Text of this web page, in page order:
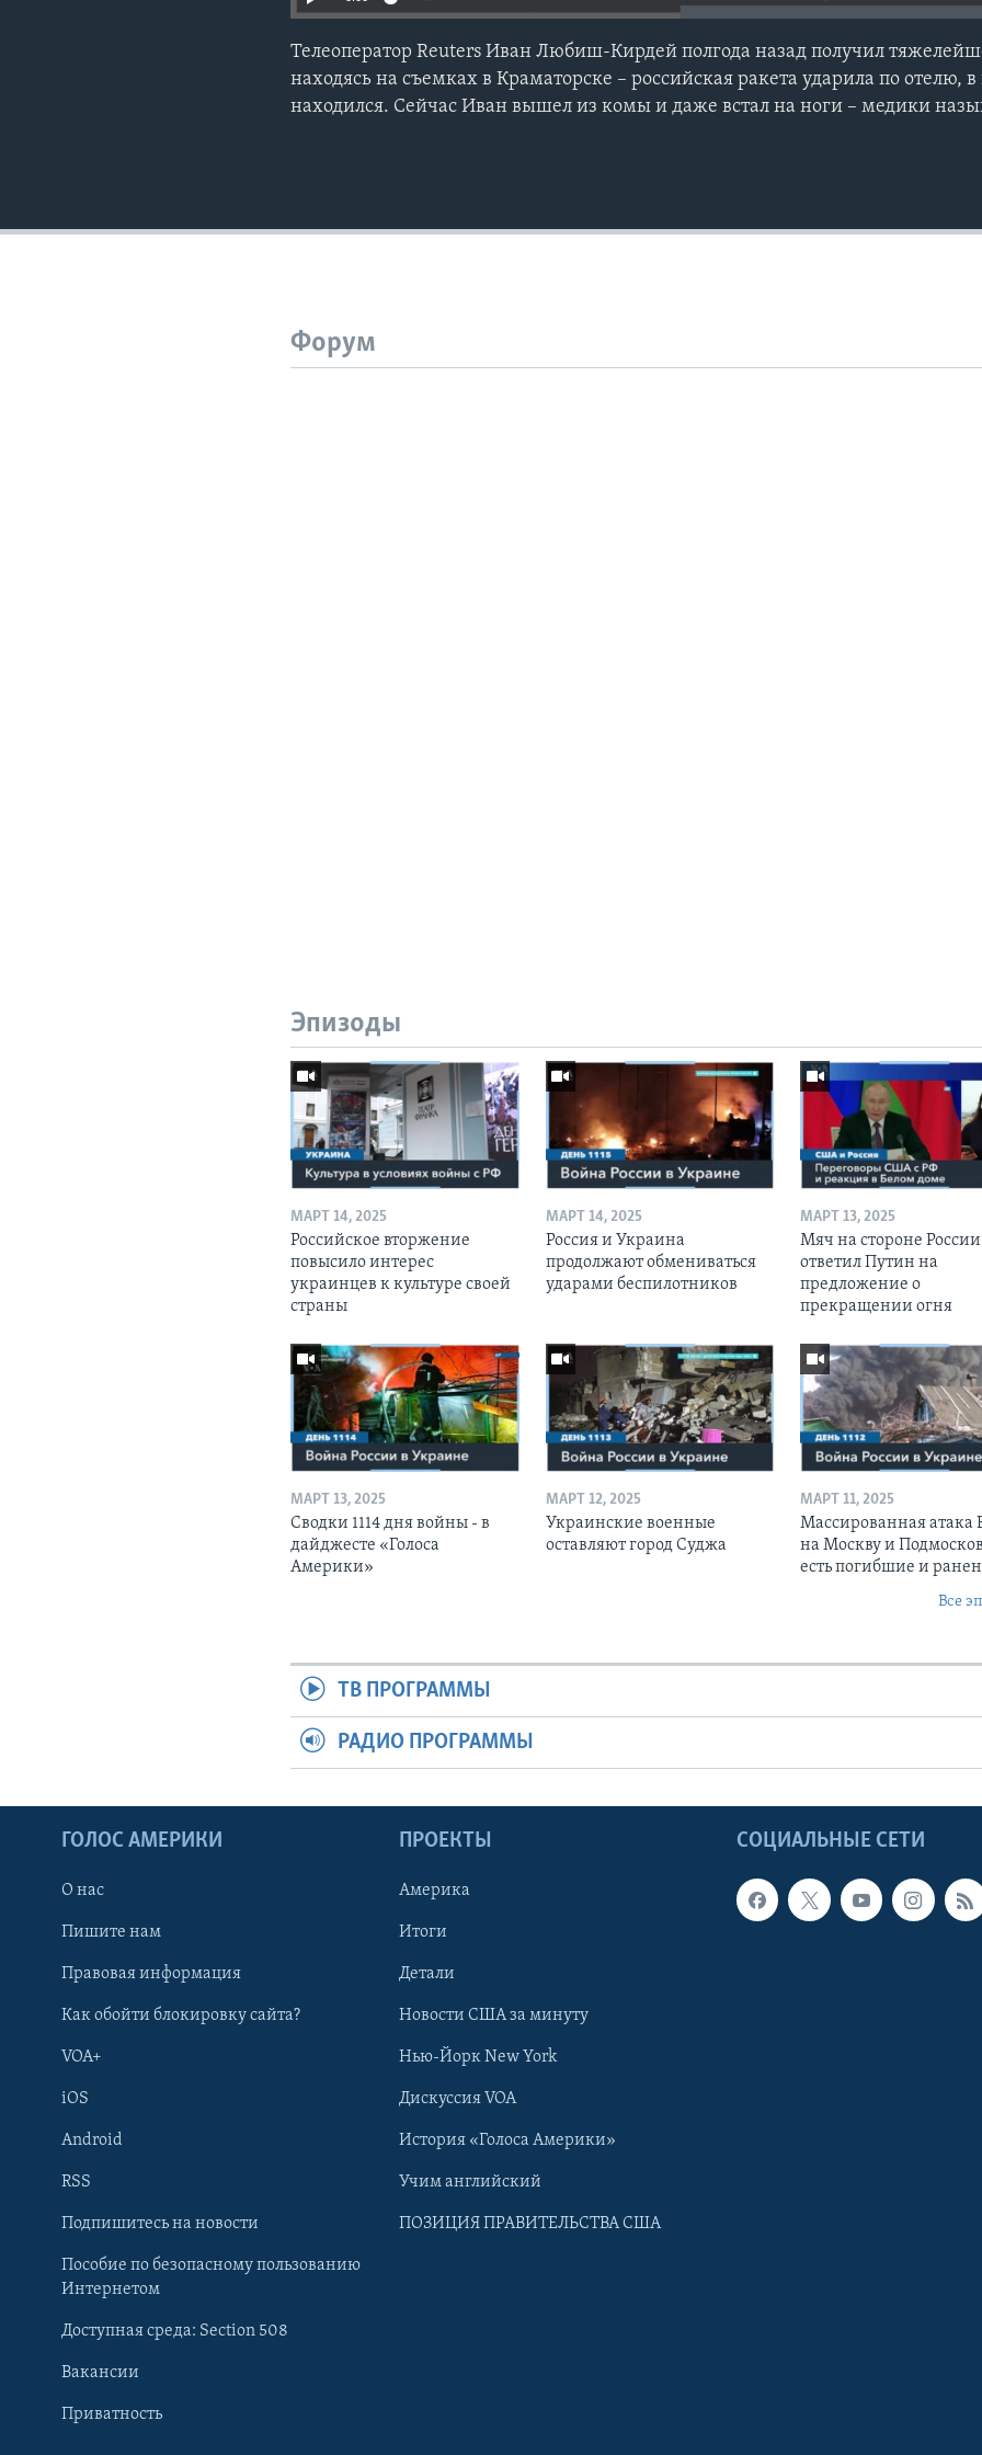
Learning English
Языки
Телеоператор Reuters Иван Любиш-Кирдей полгода назад получил
находясь на съемках в Краматорске – российская ракета ударила по отелю,
находился. Сейчас Иван вышел из комы и даже встал на ноги – медики
Форум
Эпизоды
МАРТ 14, 2025
Российское вторжение
повысило интерес
украинцев к культуре своей
страны
МАРТ 14, 2025
Россия и Украина
продолжают обмениваться
ударами беспилотников
МАРТ 13, 2025
Мяч на стороне
ответил Путин на
предложение о
прекращении огня
МАРТ 13, 2025
Сводки 1114 дня войны - в
дайджесте «Голоса
Америки»
МАРТ 12, 2025
Украинские военные
оставляют город Суджа
МАРТ 11, 2025
Массированная атака
на Москву и
есть погибшие и
Все
ТВ ПРОГРАММЫ
РАДИО ПРОГРАММЫ
СОЦИАЛЬНЫЕ СЕТИ
ГОЛОС АМЕРИКИ
О нас
Пишите нам
Правовая информация
Как обойти блокировку сайта?
VOA+
iOS
Android
RSS
Подпишитесь на новости
Пособие по безопасному пользованию
Интернетом
Доступная среда: Section 508
Вакансии
Приватность
ПРОЕКТЫ
Америка
Итоги
Детали
Новости США за минуту
Нью-Йорк New York
Дискуссия VOA
История «Голоса Америки»
Учим английский
ПОЗИЦИЯ ПРАВИТЕЛЬСТВА США